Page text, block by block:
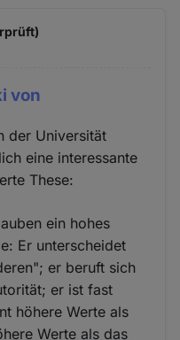
von
der Universität
eine interessante
These:
ein hohes
Er unterscheidet
er beruft sich
er ist fast
höhere Werte als
Werte als das